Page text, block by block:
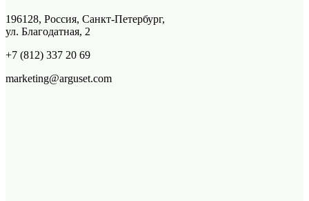
196128, Россия, Санкт-Петербург,
ул. Благодатная, 2
+7 (812) 337 20 69
marketing@arguset.com